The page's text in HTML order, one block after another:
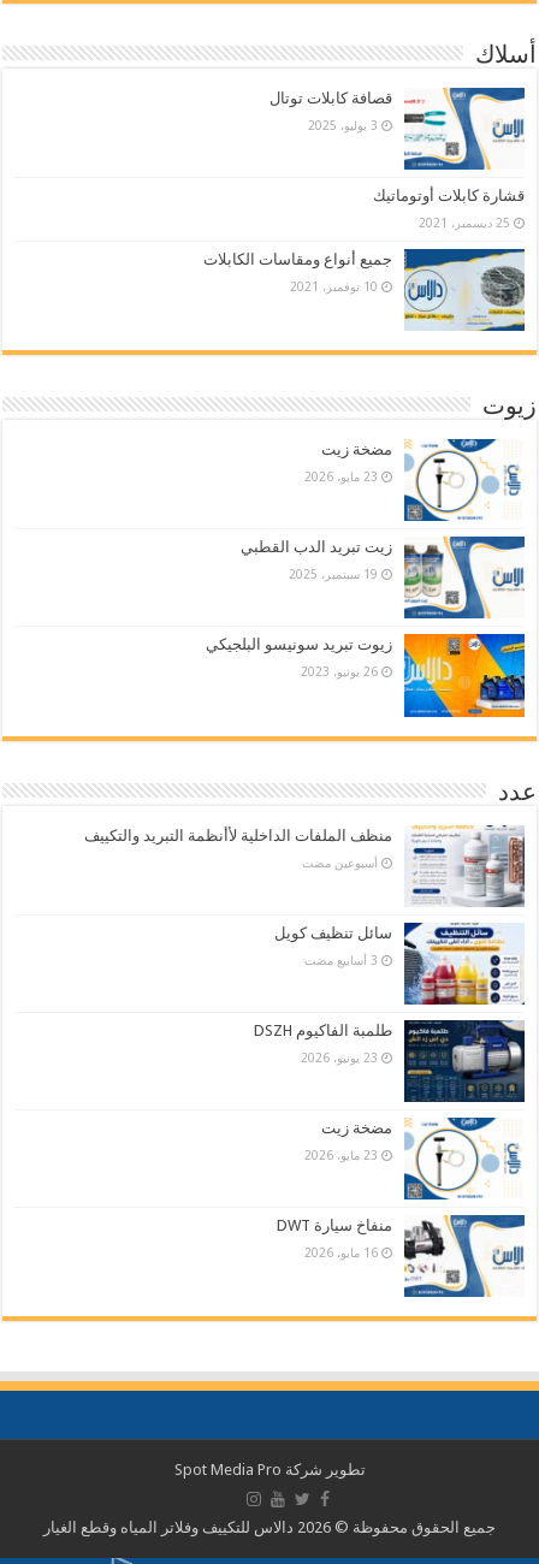
أسلاك
قصافة كابلات توتال
3 يوليو، 2025
قشارة كابلات أوتوماتيك
25 ديسمبر، 2021
جميع أنواع ومقاسات الكابلات
10 نوفمبر، 2021
زيوت
مضخة زيت
23 مايو، 2026
زيت تبريد الدب القطبي
19 سبتمبر، 2025
زيوت تبريد سونيسو البلجيكي
26 يونيو، 2023
عدد
منظف الملفات الداخلية لأأنظمة التبريد والتكييف
‏أسبوعين مضت
سائل تنظيف كويل
طلمبة الفاكيوم DSZH
23 يونيو، 2026
مضخة زيت
23 مايو، 2026
منفاخ سيارة DWT
16 مايو، 2026
تطوير شركة Spot Media Pro
جميع الحقوق محفوظة © 2026 دالاس للتكييف وفلاتر المياه وقطع الغيار